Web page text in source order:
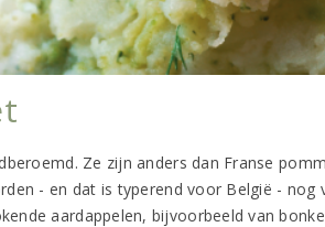
Ze zijn anders dan Franse
- en dat is typerend voor België - nog
aardappelen, bijvoorbeeld van